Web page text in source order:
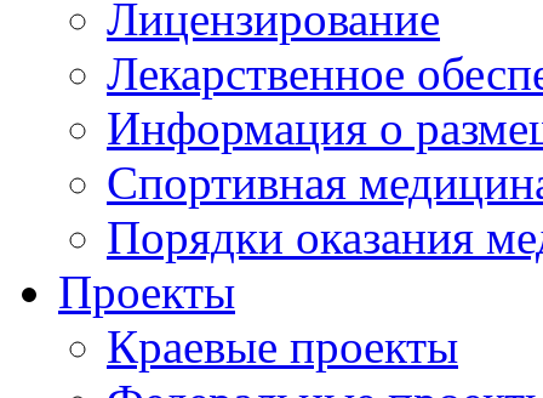
Лицензирование
Лекарственное
Информация о
Спортивная
Порядки оказания
Проекты
Краевые проекты